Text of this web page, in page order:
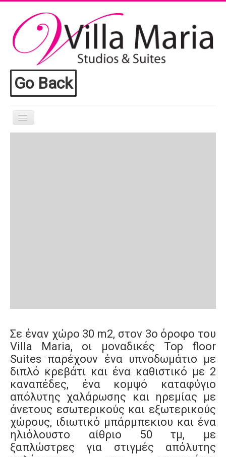
Go Back
Σε έναν χώρο 30 m2, στον 3ο όροφο του
Villa Maria, οι μοναδικές Top floor
Suites παρέχουν ένα υπνοδωμάτιο με
διπλό κρεβάτι και ένα καθιστικό με 2
καναπέδες, ένα κομψό καταφύγιο
απόλυτης χαλάρωσης και ηρεμίας με
άνετους εσωτερικούς και εξωτερικούς
χώρους, ιδιωτικό μπάρμπεκιου και ένα
ηλιόλουστο αίθριο 50 τμ, με
ξαπλώστρες για στιγμές απόλυτης